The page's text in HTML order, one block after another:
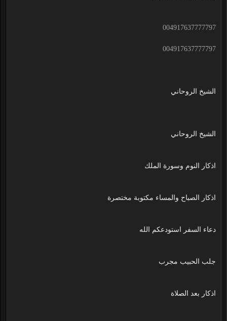
004917637777797
004917637777797
الشيخ الروحاني
الشيخ الروحاني
اذكار النوم وسورة الملك
اذكار الصباح والمساء مكتوبة مختصرة
دعاء السفر استودعكم الله
جلب الحبيب مجرب
اذكار بعد الصلاة